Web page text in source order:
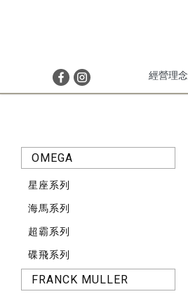
經營理念
OMEGA
星座系列
海馬系列
超霸系列
碟飛系列
FRANCK MULLER